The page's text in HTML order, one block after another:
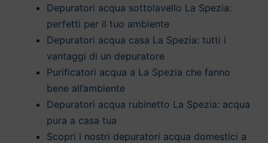
Depuratori acqua sottolavello La Spezia:
perfetti per il tuo ambiente
Depuratori acqua casa La Spezia: tutti i
vantaggi di un depuratore
Purificatori acqua a La Spezia che fanno
bene all’ambiente
Depuratori acqua rubinetto La Spezia: acqua
pura a casa tua
Scopri i nostri depuratori acqua domestici a